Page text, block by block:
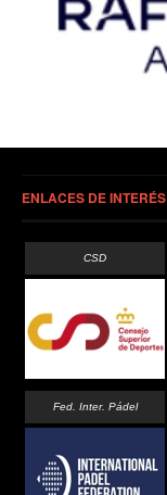
ENLACES DE INTERÉS
CSD
Fed. Inter. Pádel